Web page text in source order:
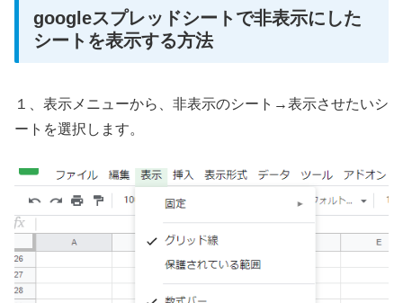
googleスプレッドシートで非表示にした
シートを表示する方法
１、表示メニューから、非表示のシート→表示させたいシ
ートを選択します。